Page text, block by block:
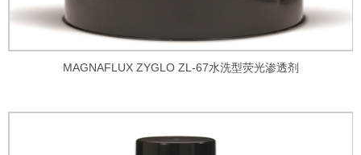
MAGNAFLUX ZYGLO ZL-67水洗型荧光渗透剂